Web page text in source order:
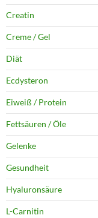
Creatin
Creme / Gel
Diät
Ecdysteron
Eiweiß / Protein
Fettsäuren / Öle
Gelenke
Gesundheit
Hyaluronsäure
L-Carnitin